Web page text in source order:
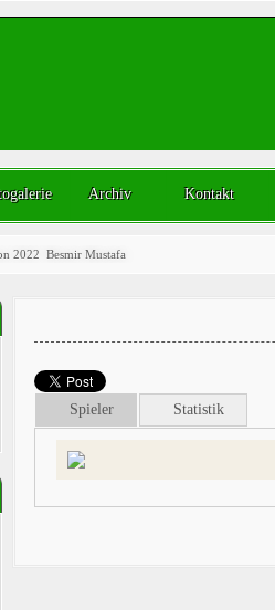
Archiv Kontakt
2022 Besmir Mustafa
Spieler Statistik